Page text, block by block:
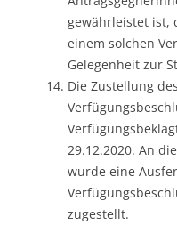
gewährleistet ist,
einem solchen
Gelegenheit zur
Die Zustellung
29.12.2020. An
wurde eine
zugestellt.